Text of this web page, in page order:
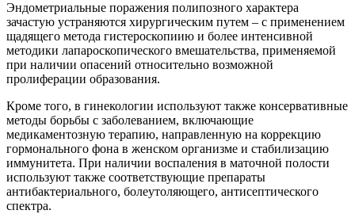
Эндометриальные поражения полипозного характера
зачастую устраняются хирургическим путем – с применением
щадящего метода гистероскопиию и более интенсивной
методики лапароскопического вмешательства, применяемой
при наличии опасений относительно возможной
пролиферации образования.
Кроме того, в гинекологии используют также консервативные
методы борьбы с заболеванием, включающие
медикаментозную терапию, направленную на коррекцию
гормонального фона в женском организме и стабилизацию
иммунитета. При наличии воспаления в маточной полости
используют также соответствующие препараты
антибактериального, болеутоляющего, антисептического
спектра.